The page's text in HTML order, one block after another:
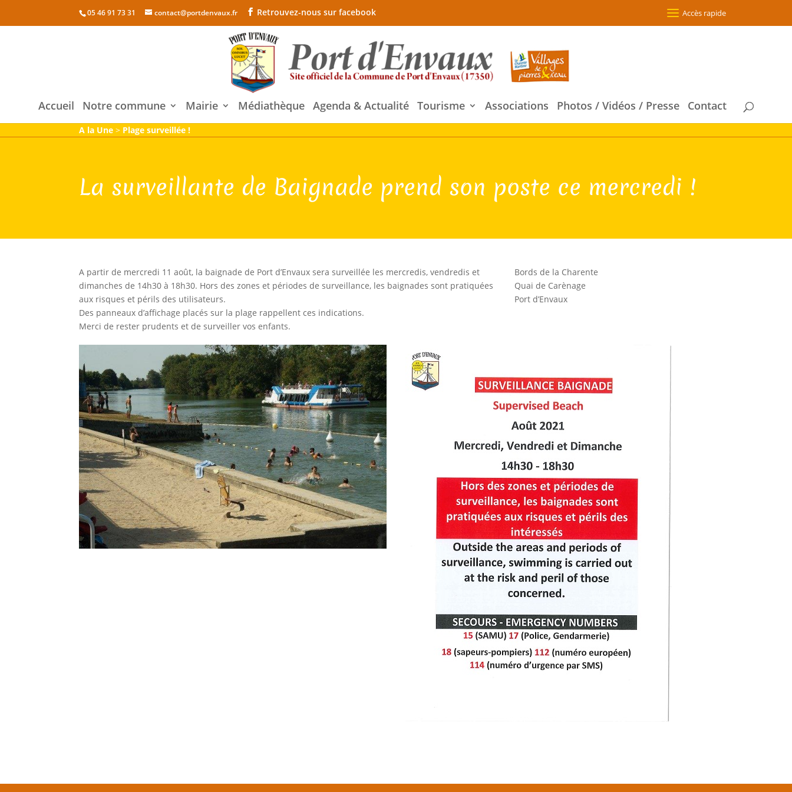
05 46 91 73 31 contact@portdenvaux.fr Retrouvez-nous sur facebook Accès rapide
Accueil Notre commune Mairie Médiathèque Agenda & Actualité Tourisme Associations Photos / Vidéos / Presse Contact
A la Une > Plage surveillée !
La surveillante de Baignade prend son poste ce mercredi !
A partir de mercredi 11 août, la baignade de Port d’Envaux sera surveillée les mercredis, vendredis et
dimanches de 14h30 à 18h30. Hors des zones et périodes de surveillance, les baignades sont pratiquées
aux risques et périls des utilisateurs.
Des panneaux d’affichage placés sur la plage rappellent ces indications.
Merci de rester prudents et de surveiller vos enfants.
Bords de la Charente
Quai de Carènage
Port d’Envaux